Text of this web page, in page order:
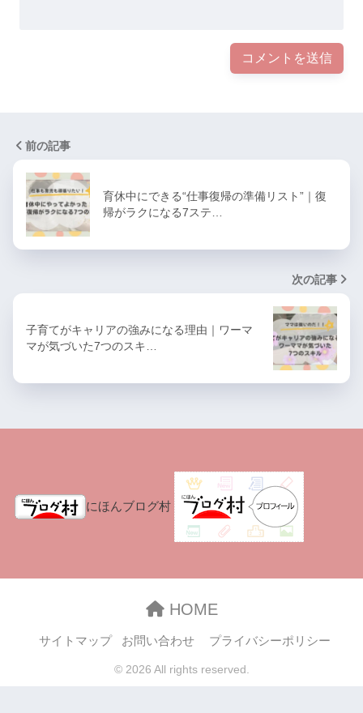
前の記事
育休中にできる“仕事復帰の準備リスト”｜復
帰がラクになる7ステ…
次の記事
子育てがキャリアの強みになる理由｜ワーマ
マが気づいた7つのスキ…
にほんブログ村
HOME
サイトマップ お問い合わせ プライバシーポリシー
© 2026 All rights reserved.